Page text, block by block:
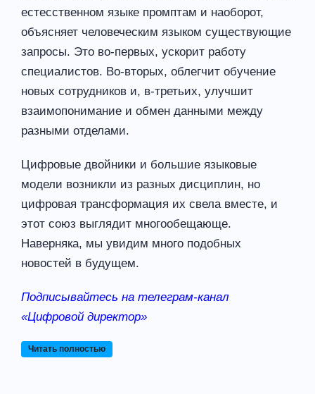
естесственном языке промптам и наоборот,
объясняет человеческим языком существующие
запросы. Это во-первых, ускорит работу
специалистов. Во-вторых, облегчит обучение
новых сотрудников и, в-третьих, улучшит
взаимопонимание и обмен данными между
разными отделами.
Цифровые двойники и большие языковые
модели возникли из разных дисциплин, но
цифровая трансформация их свела вместе, и
этот союз выглядит многообещающе.
Наверняка, мы увидим много подобных
новостей в будущем.
Подписывайтесь на телеграм-канал
«Цифровой директор»
Читать полностью